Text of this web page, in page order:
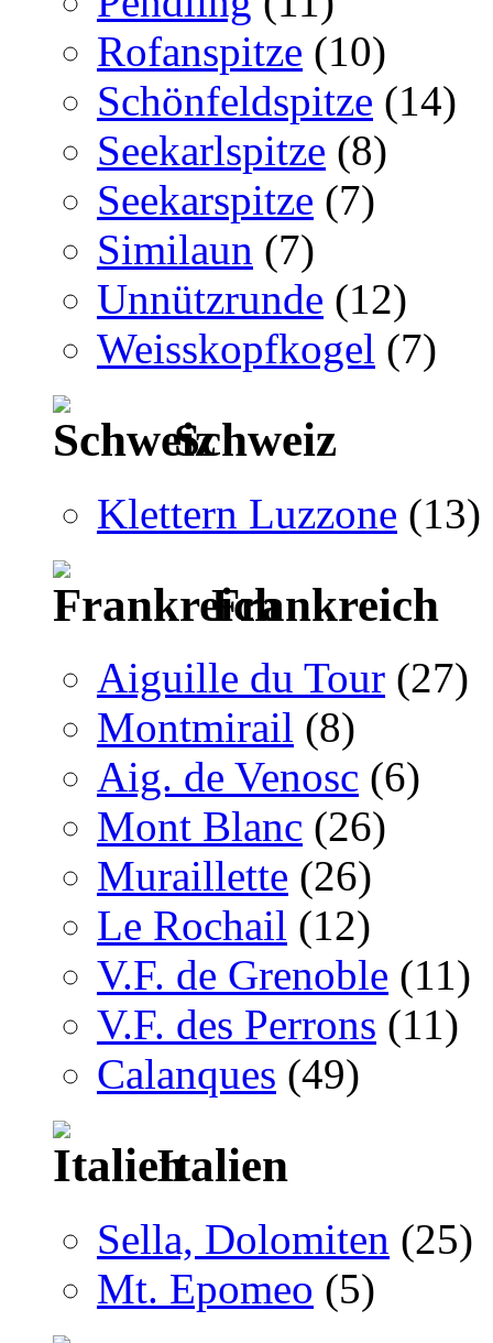
Rofanspitze (10)
Schönfeldspitze (14)
Seekarlspitze (8)
Seekarspitze (7)
Similaun (7)
Unnützrunde (12)
Weisskopfkogel (7)
Schweiz
Klettern Luzzone (13)
Frankreich
Aiguille du Tour (27)
Montmirail (8)
Aig. de Venosc (6)
Mont Blanc (26)
Muraillette (26)
Le Rochail (12)
V.F. de Grenoble (11)
V.F. des Perrons (11)
Calanques (49)
Italien
Sella, Dolomiten (25)
Mt. Epomeo (5)